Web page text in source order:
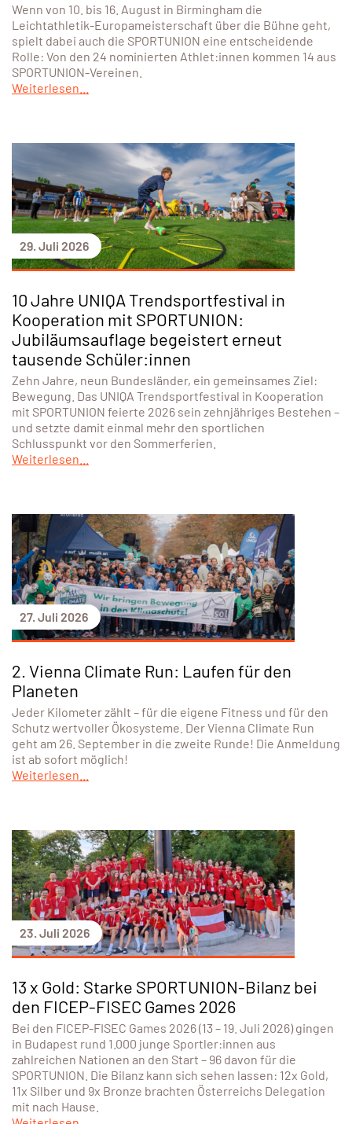
Wenn von 10. bis 16. August in Birmingham die
Leichtathletik-Europameisterschaft über die Bühne geht,
spielt dabei auch die SPORTUNION eine entscheidende
Rolle: Von den 24 nominierten Athlet:innen kommen 14 aus
SPORTUNION-Vereinen.
Weiterlesen...
29. Juli 2026
10 Jahre UNIQA Trendsportfestival in
Kooperation mit SPORTUNION:
Jubiläumsauflage begeistert erneut
tausende Schüler:innen
Zehn Jahre, neun Bundesländer, ein gemeinsames Ziel:
Bewegung. Das UNIQA Trendsportfestival in Kooperation
mit SPORTUNION feierte 2026 sein zehnjähriges Bestehen –
und setzte damit einmal mehr den sportlichen
Schlusspunkt vor den Sommerferien.
Weiterlesen...
27. Juli 2026
2. Vienna Climate Run: Laufen für den
Planeten
Jeder Kilometer zählt – für die eigene Fitness und für den
Schutz wertvoller Ökosysteme. Der Vienna Climate Run
geht am 26. September in die zweite Runde! Die Anmeldung
ist ab sofort möglich!
Weiterlesen...
23. Juli 2026
13 x Gold: Starke SPORTUNION-Bilanz bei
den FICEP-FISEC Games 2026
Bei den FICEP-FISEC Games 2026 (13 – 19. Juli 2026) gingen
in Budapest rund 1.000 junge Sportler:innen aus
zahlreichen Nationen an den Start – 96 davon für die
SPORTUNION. Die Bilanz kann sich sehen lassen: 12x Gold,
11x Silber und 9x Bronze brachten Österreichs Delegation
mit nach Hause.